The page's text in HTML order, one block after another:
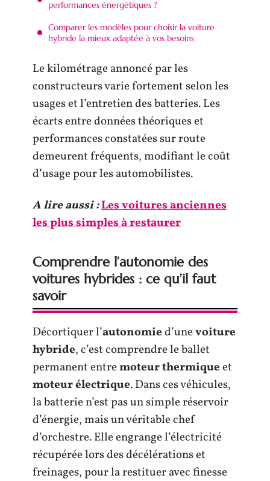
performances énergétiques ?
Comparer les modèles pour choisir la voiture
hybride la mieux adaptée à vos besoins
Le kilométrage annoncé par les
constructeurs varie fortement selon les
usages et l’entretien des batteries. Les
écarts entre données théoriques et
performances constatées sur route
demeurent fréquents, modifiant le coût
d’usage pour les automobilistes.
A lire aussi :Les voitures anciennes
les plus simples à restaurer
Comprendre l’autonomie des
voitures hybrides : ce qu’il faut
savoir
Décortiquer l’autonomied’unevoiture
hybride, c’est comprendre le ballet
permanent entremoteur thermiqueet
moteur électrique. Dans ces véhicules,
la batterie n’est pas un simple réservoir
d’énergie, mais un véritable chef
d’orchestre. Elle engrange l’électricité
récupérée lors des décélérations et
freinages, pour la restituer avec finesse